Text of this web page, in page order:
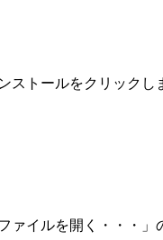
ストールをクリックし
ァイルを開く・・・